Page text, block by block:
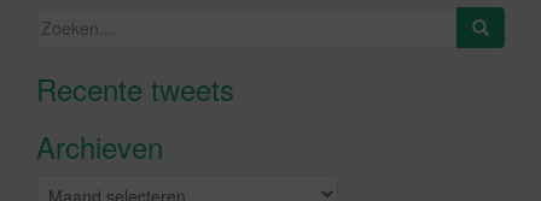
Zoeken
Recente tweetsKlik om marketing cookies te
Archieven
Archieven